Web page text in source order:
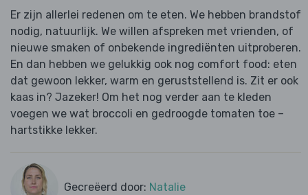
Er zijn allerlei redenen om te eten. We hebben brandstof
nodig, natuurlijk. We willen afspreken met vrienden, of
nieuwe smaken of onbekende ingrediënten uitproberen.
En dan hebben we gelukkig ook nog comfort food: eten
dat gewoon lekker, warm en geruststellend is. Zit er ook
kaas in? Jazeker! Om het nog verder aan te kleden
voegen we wat broccoli en gedroogde tomaten toe –
hartstikke lekker.
Gecreëerd door: Natalie